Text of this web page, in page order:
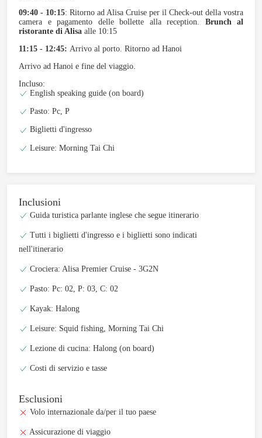
09:40 - 10:15: Ritorno ad Alisa Cruise per il Check-out della vostra
camera e pagamento delle bollette alla reception. Brunch al
ristorante di Alisa alle 10:15
11:15 - 12:45: Arrivo al porto. Ritorno ad Hanoi
Arrivo ad Hanoi e fine del viaggio.
Incluso:
English speaking guide (on board)
Pasto: Pc, P
Biglietti d'ingresso
Leisure: Morning Tai Chi
Inclusioni
Guida turistica parlante inglese che segue itinerario
Tutti i biglietti d'ingresso e i biglietti sono indicati
nell'itinerario
Crociera: Alisa Premier Cruise - 3G2N
Pasto: Pc: 02, P: 03, C: 02
Kayak: Halong
Leisure: Squid fishing, Morning Tai Chi
Lezione di cucina: Halong (on board)
Costi di servizio e tasse
Esclusioni
Volo internazionale da/per il tuo paese
Assicurazione di viaggio